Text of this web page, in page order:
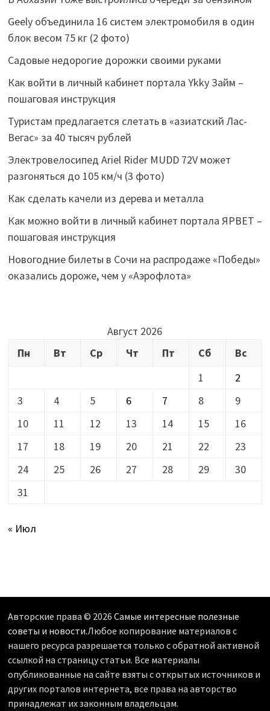
Geely объединила 16 систем электромобиля в один
блок весом 75 кг (2 фото)
Садовые недорогие дорожки своими руками
Как войти в личный кабинет портала Ykky Займ –
пошаговая инструкция
Туристам предлагается слетать в «азиатский Лас-
Вегас» за 40 тысяч рублей
Электровелосипед Ariel Rider MUDD 72V может
разгоняться до 105 км/ч (3 фото)
Как сделать качели из дерева и металла
Как можно войти в личный кабинет портала ЯРВЕТ –
пошаговая инструкция
Новогодние билеты в Сочи на распродаже «Победы»
оказались дороже, чем у «Аэрофлота»
Август 2026
Пн
Вт Ср Чт Пт Сб
Вс
1
2
3
4 5 6 7 8
9
10
11 12 13 14 15
16
17
18 19 20 21 22
23
24
25 26 27 28 29
30
31
« Июл
Авторские права © 2026 Самые интересные полезные
советы и новости.Любое копирование материалов с
нашего ресурса разрешается только с обратной активной
ссылкой на страницу статьи. Все материалы
опубликованные на сайте взяты с открытых источников и
других порталов интернета, все права на авторство
принадлежат их законным владельцам.